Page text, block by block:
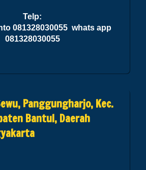
Telp:
081328030055 whats app
081328030055
Panggungharjo, Kec.
Bantul, Daerah